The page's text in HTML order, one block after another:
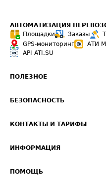
АВТОМАТИЗАЦИЯ
Площадки
Заказы
GPS-мониторинг
АТИ
API ATI.SU
ПОЛЕЗНОЕ
Звезды ATI.SU на вашем сайте
Средние ставки
БЕЗОПАСНОСТЬ
Светофор+
О формировании Паспорта
КОНТАКТЫ И ТАРИФЫ
Реклама на сайте
ИНФОРМАЦИЯ
ПОМОЩЬ